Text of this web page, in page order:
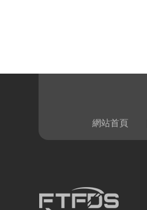
網站首頁